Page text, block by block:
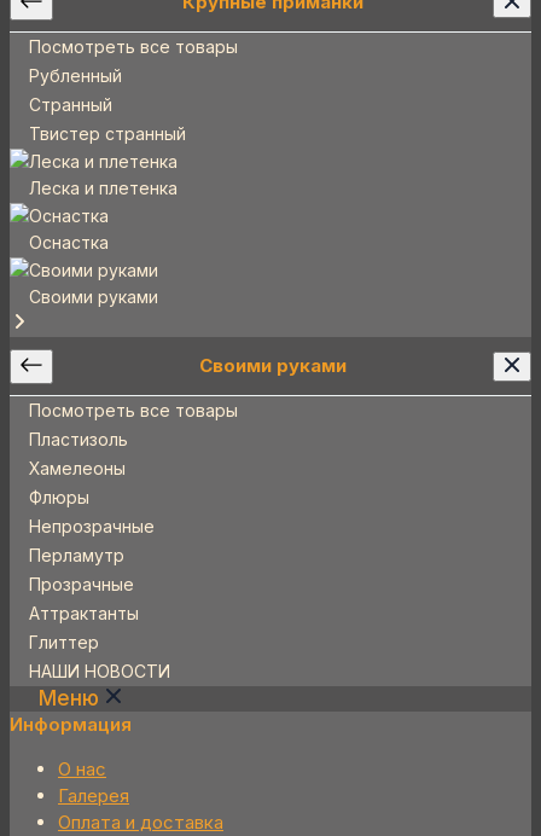
Посмотреть все товары
Рубленный
Странный
Твистер странный
Леска и плетенка
Оснастка
Своими руками
Своими руками
Посмотреть все товары
Пластизоль
Хамелеоны
Флюры
Непрозрачные
Перламутр
Прозрачные
Аттрактанты
Глиттер
НАШИ НОВОСТИ
Меню
Информация
О нас
Галерея
Оплата и доставка